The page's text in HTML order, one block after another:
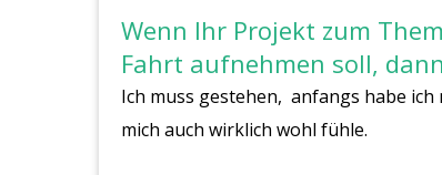
Wenn Ihr Projekt zum
Fahrt aufnehmen soll,
Ich muss gestehen, anfangs habe ich
mich auch wirklich wohl fühle.